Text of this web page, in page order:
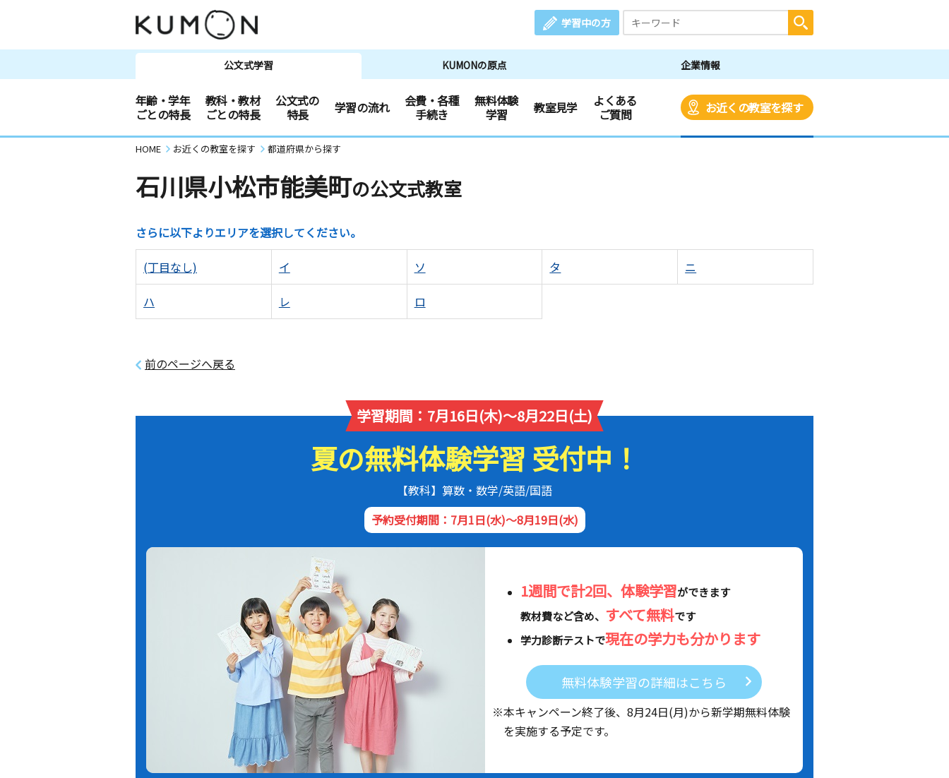
学習中の方
公文式学習 KUMONの原点 企業情報
年齢・学年
ごとの特長
教科・教材
ごとの特長
公文式の
特長
学習の流れ
会費・各種
手続き
無料体験
学習
教室見学
よくある
ご質問
お近くの教室を探す
HOME お近くの教室を探す 都道府県から探す
石川県小松市能美町の公文式教室
さらに以下よりエリアを選択してください。
(丁目なし) イ ソ タ ニ
ハ レ ロ
前のページへ戻る
学習期間：7月16日(木)～8月22日(土)
夏の無料体験学習 受付中！
【教科】算数・数学/英語/国語
予約受付期間：7月1日(水)～8月19日(水)
1週間で計2回、体験学習ができます
教材費など含め、 すべて無料です
学力診断テストで現在の学力も分かります
無料体験学習の詳細はこちら
※本キャンペーン終了後、 8月24日(月)から新学期無料体験
を実施する予定です。